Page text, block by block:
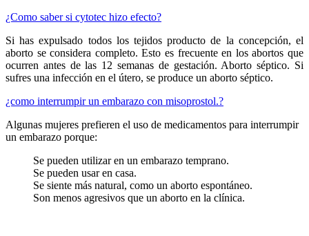
¿Como saber si cytotec hizo efecto?
Si has expulsado todos los tejidos producto de la concepción, el
aborto se considera completo. Esto es frecuente en los abortos que
ocurren antes de las 12 semanas de gestación. Aborto séptico. Si
sufres una infección en el útero, se produce un aborto séptico.
¿como interrumpir un embarazo con misoprostol.?
Algunas mujeres prefieren el uso de medicamentos para interrumpir
un embarazo porque:
Se pueden utilizar en un embarazo temprano.
Se pueden usar en casa.
Se siente más natural, como un aborto espontáneo.
Son menos agresivos que un aborto en la clínica.